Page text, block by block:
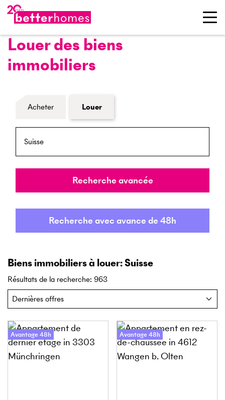
Louer des biens
immobiliers
Formulaire de recherche de biens
Acheter Louer
Rayon
Recherche avancée
Recherche avec avance de 48h
Biens immobiliers à louer: Suisse
Résultats de la recherche: 963
Avantage 48h Avantage 48h